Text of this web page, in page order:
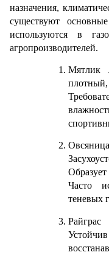
назначения,
существуют
используются в
агропроизводителей.
Мятлик
Часто
теневых